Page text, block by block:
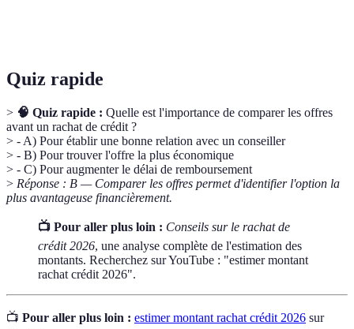
Quiz rapide
> 🧠 Quiz rapide : Quelle est l'importance de comparer les offres
avant un rachat de crédit ?
> - A) Pour établir une bonne relation avec un conseiller
> - B) Pour trouver l'offre la plus économique
> - C) Pour augmenter le délai de remboursement
> Réponse : B — Comparer les offres permet d'identifier l'option la
plus avantageuse financièrement.
📺 Pour aller plus loin : Conseils sur le rachat de
crédit 2026, une analyse complète de l'estimation des
montants. Recherchez sur YouTube : "estimer montant
rachat crédit 2026".
📺 Pour aller plus loin : estimer montant rachat crédit 2026 sur